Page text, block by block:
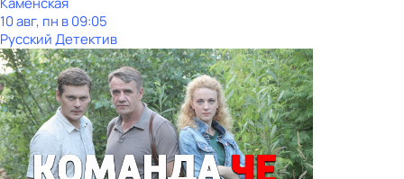
10 авг, пн в 09:05
Русский Детектив